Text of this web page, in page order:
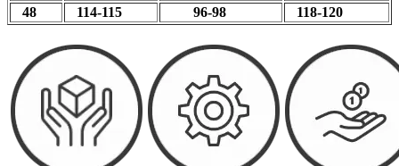
48
114-115 96-98 118-120